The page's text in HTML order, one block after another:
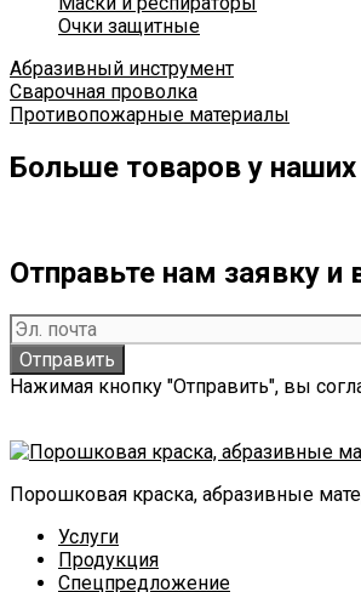
Очки защитные
Абразивный инструмент
Сварочная проволка
Противопожарные материалы
Больше товаров у наших
Отправьте нам заявку
Нажимая кнопку "Отправить", вы
Порошковая краска, абразивные
Услуги
Продукция
Спецпредложение